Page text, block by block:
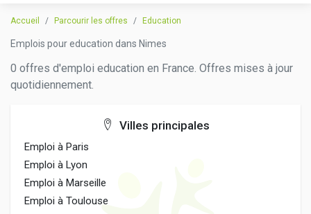
Accueil Parcourir les offres Education
Emplois pour education dans Nimes
0 offres d'emploi education en France. Offres mises à jour
quotidiennement.
Villes principales
Emploi à Paris
Emploi à Lyon
Emploi à Marseille
Emploi à Toulouse